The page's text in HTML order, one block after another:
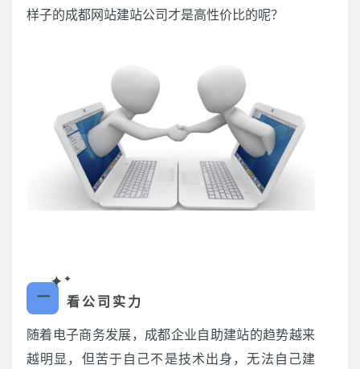
样子的成都网站建站公司才是高性价比的呢？
✦✦
一
看公司实力
随着电子商务发展，成都企业自助建站的趋势越来
越明显，但苦于自己不是技术出身，无法自己建